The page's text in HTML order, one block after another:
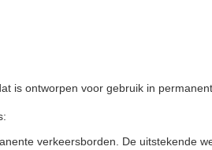
is ontworpen voor gebruik in
verkeersborden. De uitstekende